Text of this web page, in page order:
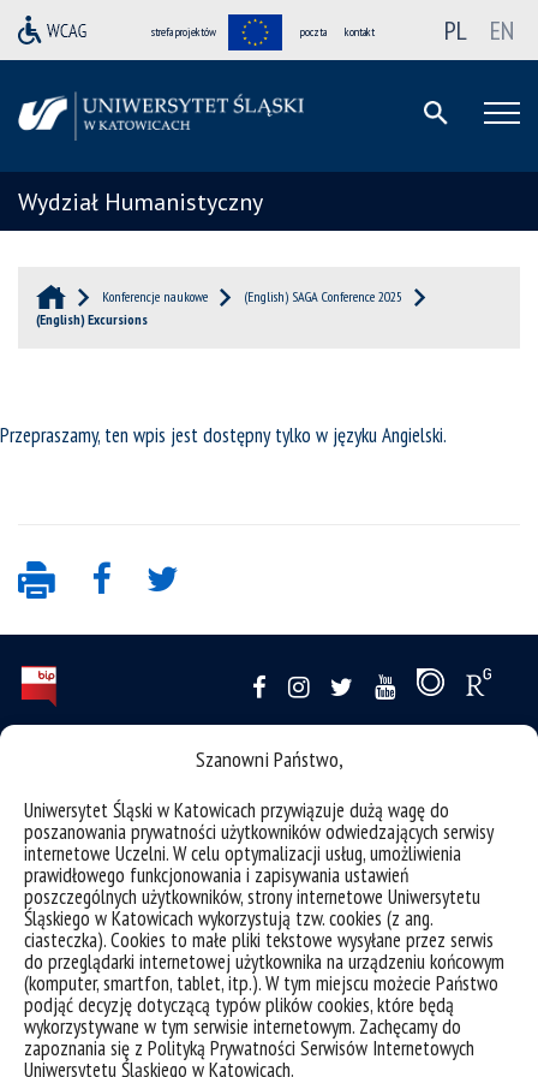
Szanowni Państwo,
Uniwersytet Śląski w Katowicach przywiązuje dużą wagę do
poszanowania prywatności użytkowników odwiedzających serwisy
internetowe Uczelni. W celu optymalizacji usług, umożliwienia
prawidłowego funkcjonowania i zapisywania ustawień
poszczególnych użytkowników, strony internetowe Uniwersytetu
Śląskiego w Katowicach wykorzystują tzw. cookies (z ang.
ciasteczka). Cookies to małe pliki tekstowe wysyłane przez serwis
do przeglądarki internetowej użytkownika na urządzeniu końcowym
(komputer, smartfon, tablet, itp.). W tym miejscu możecie Państwo
podjąć decyzję dotyczącą typów plików cookies, które będą
wykorzystywane w tym serwisie internetowym. Zachęcamy do
zapoznania się z Polityką Prywatności Serwisów Internetowych
Uniwersytetu Śląskiego w Katowicach.
strefa projektów poczta kontakt PL EN
Wydział Humanistyczny
Konferencje naukowe
(English) SAGA Conference 2025
(English) Excursions
Przepraszamy, ten wpis jest dostępny tylko w językuAngielski.
ochrona danych osobowych i klauzule RODO
Wydział Humanistyczny Uniwersytet Śląski w Katowicach
ul. Uniwersytecka 4, 40-007 Katowice
tel. +48 32 2009 263, +48 32 2009 267
ul. Grota-Roweckiego 5, 41-200 Sosnowiec
tel. +48 32 364 08 28
ul. Bankowa 11, 40-007 Katowice